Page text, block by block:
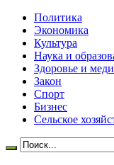
Политика
Экономика
Культура
Наука и
Здоровье и
Закон
Спорт
Бизнес
Сельское